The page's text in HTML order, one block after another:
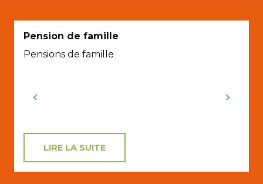
Pension de famille
Pensions de famille
LIRE LA SUITE